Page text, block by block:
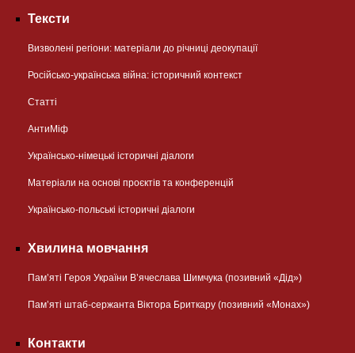
Тексти
Визволені регіони: матеріали до річниці деокупації
Російсько-українська війна: історичний контекст
Статті
АнтиМіф
Українсько-німецькі історичні діалоги
Матеріали на основі проєктів та конференцій
Українсько-польські історичні діалоги
Хвилина мовчання
Пам’яті Героя України В’ячеслава Шимчука (позивний «Дід»)
Пам’яті штаб-сержанта Віктора Бриткару (позивний «Монах»)
Контакти